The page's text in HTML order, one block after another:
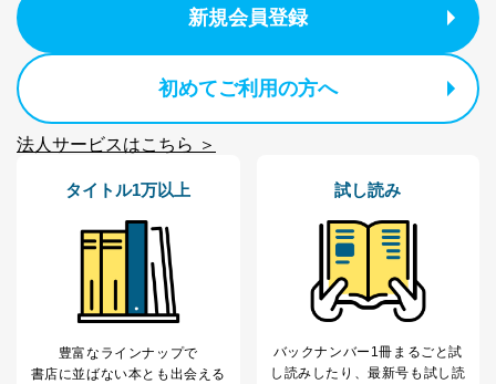
新規会員登録
初めてご利用の方へ
法人サービスはこちら ＞
タイトル1万以上
豊富なラインナップで
書店に並ばない本とも出会える
試し読み
バックナンバー1冊まるごと試
し読み したり、最新号も試し読